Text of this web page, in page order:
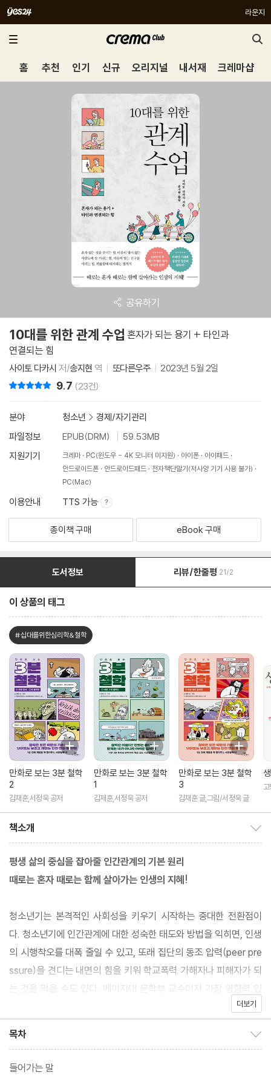
라운지
홈 추천 인기 신규 오리지널 내서재 크레마샵
공유하기
10대를 위한 관계 수업 혼자가 되는 용기 + 타인과
연결되는 힘
사이토 다카시 저/송지현 역 또다른우주 2023년 5월 2일
9.7 (23건)
분야 청소년 > 경제/자기관리
파일정보
EPUB(DRM)
59.53MB
지원기기
크레마 PC(윈도우 - 4K 모니터 미지원) 아이폰
아이패드
안드로이드폰
안드로이드패드
전자책단말기(저사양 기기 사용 불가)
PC(Mac)
이용안내 TTS 가능
종이책 구매 eBook 구매
도서정보 리뷰/한줄평 21/2
이 상품의 태그
#십대를위한심리학&철학
만화로 보는 3분 철학
2
김재훈,서정욱 공저
만화로 보는 3분 철학
1
김재훈,서정욱 공저
만화로 보는 3분 철학
3
김재훈 글,그림/서정욱 글
책소개
평생 삶의 중심을 잡아줄 인간관계의 기본 원리
때로는 혼자 때로는 함께 살아가는 인생의 지혜!
청소년기는 본격적인 사회성을 키우기 시작하는 중대한 전환점이
다. 청소년기에 인간관계에 대한 성숙한 태도와 방법을 익히면, 인생
의 시행착오를 대폭 줄일 수 있고, 또래 집단의 동조 압력(peer pre
ssure)을 견디는 내면의 힘을 키워 학교폭력 가해자나 피해자가 되
는 것을 막을 수도 있다. 메이지대 문학부 교수이자 가장 영향력 있
는 교육학자로 활약하고 있는 사이토 다카시는 『세계사를 움직이는
책은 저자가 주변 사람들과 불화하며 고통 속에서 보낸 20대를 돌
아보면서 자라나는 청소년들이 자신처럼 시행착오를 범하지 않기를
더보기
목차
들어가는 말